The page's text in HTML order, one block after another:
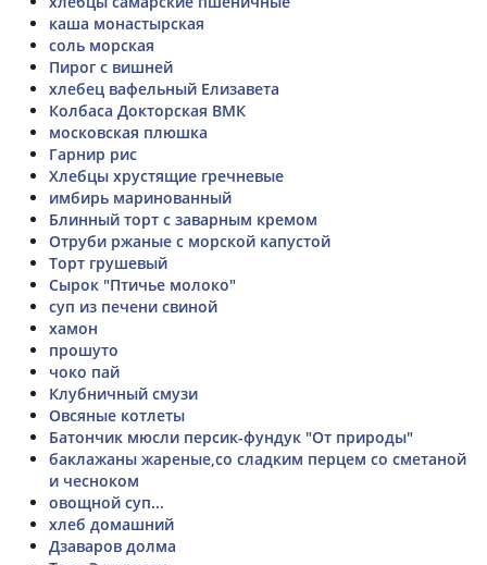
каша монастырская
соль морская
Пирог с вишней
хлебец вафельный Елизавета
Колбаса Докторская ВМК
московская плюшка
Гарнир рис
Хлебцы хрустящие гречневые
имбирь маринованный
Блинный торт с заварным кремом
Отруби ржаные с морской капустой
Торт грушевый
Сырок "Птичье молоко"
суп из печени свиной
хамон
прошуто
чоко пай
Клубничный смузи
Овсяные котлеты
Батончик мюсли персик-фундук "От природы"
баклажаны жареные,со сладким перцем со сметаной
и чесноком
овощной суп...
хлеб домашний
Дзаваров долма